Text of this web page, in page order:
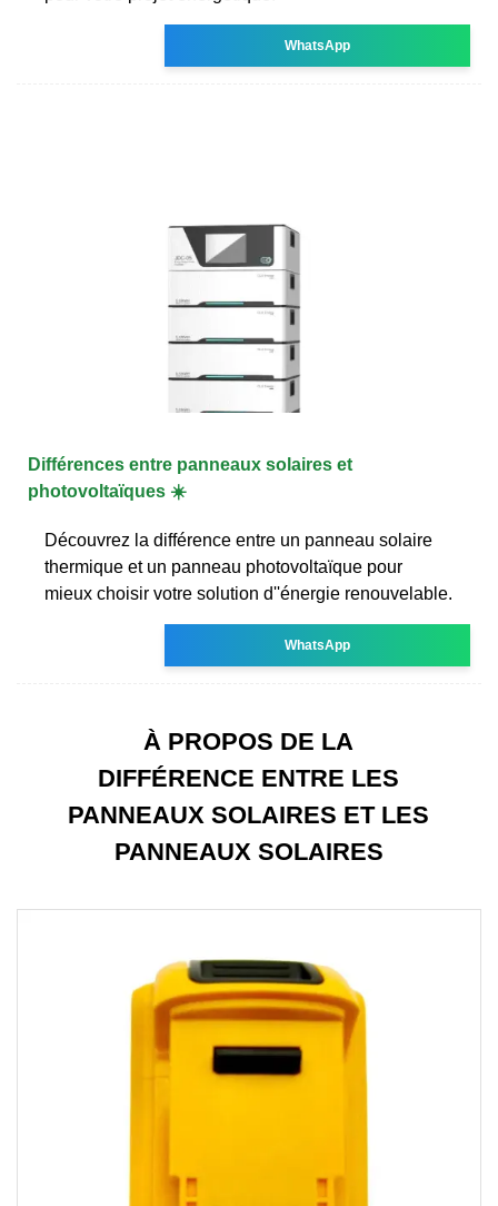
WhatsApp
Différences entre panneaux solaires et
photovoltaïques ☀️
Découvrez la différence entre un panneau solaire
thermique et un panneau photovoltaïque pour
mieux choisir votre solution d''énergie renouvelable.
WhatsApp
À PROPOS DE LA
DIFFÉRENCE ENTRE LES
PANNEAUX SOLAIRES ET LES
PANNEAUX SOLAIRES